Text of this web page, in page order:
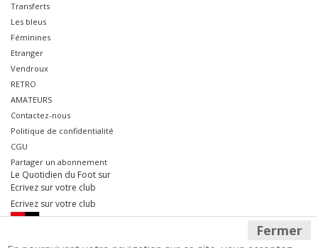
Fermer
Transferts
Les bleus
Féminines
Etranger
Vendroux
RETRO
AMATEURS
Contactez-nous
Politique de confidentialité
CGU
Partager un abonnement
Le Quotidien du Foot sur
Ecrivez sur votre club
Ecrivez sur votre club